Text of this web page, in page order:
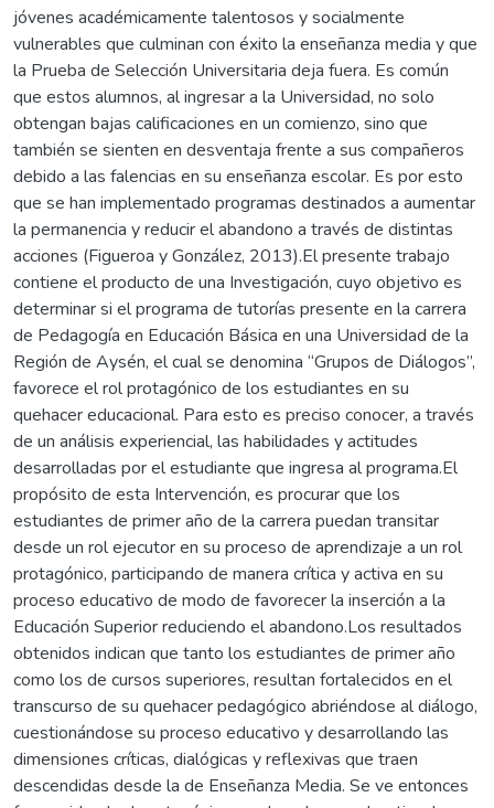
jóvenes académicamente talentosos y socialmente
vulnerables que culminan con éxito la enseñanza media y que
la Prueba de Selección Universitaria deja fuera. Es común
que estos alumnos, al ingresar a la Universidad, no solo
obtengan bajas calificaciones en un comienzo, sino que
también se sienten en desventaja frente a sus compañeros
debido a las falencias en su enseñanza escolar. Es por esto
que se han implementado programas destinados a aumentar
la permanencia y reducir el abandono a través de distintas
acciones (Figueroa y González, 2013).El presente trabajo
contiene el producto de una Investigación, cuyo objetivo es
determinar si el programa de tutorías presente en la carrera
de Pedagogía en Educación Básica en una Universidad de la
Región de Aysén, el cual se denomina “Grupos de Diálogos”,
favorece el rol protagónico de los estudiantes en su
quehacer educacional. Para esto es preciso conocer, a través
de un análisis experiencial, las habilidades y actitudes
desarrolladas por el estudiante que ingresa al programa.El
propósito de esta Intervención, es procurar que los
estudiantes de primer año de la carrera puedan transitar
desde un rol ejecutor en su proceso de aprendizaje a un rol
protagónico, participando de manera crítica y activa en su
proceso educativo de modo de favorecer la inserción a la
Educación Superior reduciendo el abandono.Los resultados
obtenidos indican que tanto los estudiantes de primer año
como los de cursos superiores, resultan fortalecidos en el
transcurso de su quehacer pedagógico abriéndose al diálogo,
cuestionándose su proceso educativo y desarrollando las
dimensiones críticas, dialógicas y reflexivas que traen
descendidas desde la de Enseñanza Media. Se ve entonces